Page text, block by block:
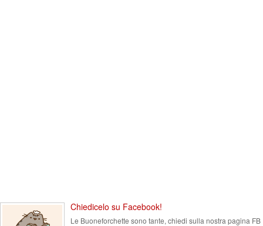
Chiedicelo su Facebook!
Le Buoneforchette sono tante, chiedi sulla nostra pagina FB